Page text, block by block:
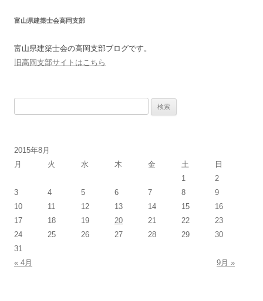
富山県建築士会高岡支部
富山県建築士会の高岡支部ブログです。
旧高岡支部サイトはこちら
2015年8月
月
火 水 木 金 土
日
1
2
3
4 5 6 7 8
9
10
11 12 13 14 15
16
17
18 19 20 21 22
23
24
25 26 27 28 29
30
31
« 4月
9月 »